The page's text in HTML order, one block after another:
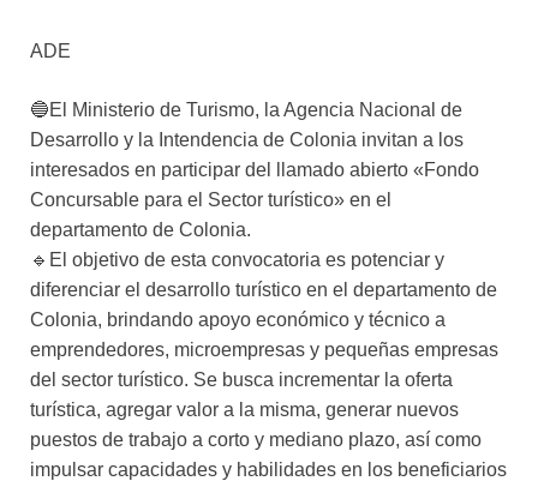
ADE
🔵El Ministerio de Turismo, la Agencia Nacional de
Desarrollo y la Intendencia de Colonia invitan a los
interesados en participar del llamado abierto «Fondo
Concursable para el Sector turístico» en el
departamento de Colonia.
🔹El objetivo de esta convocatoria es potenciar y
diferenciar el desarrollo turístico en el departamento de
Colonia, brindando apoyo económico y técnico a
emprendedores, microempresas y pequeñas empresas
del sector turístico. Se busca incrementar la oferta
turística, agregar valor a la misma, generar nuevos
puestos de trabajo a corto y mediano plazo, así como
impulsar capacidades y habilidades en los beneficiarios